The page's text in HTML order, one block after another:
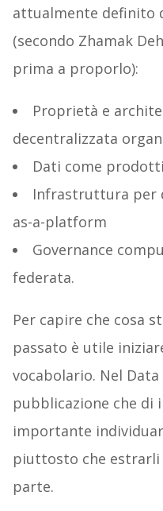
attualmente definito
(secondo Zhamak
prima a proporlo):
Proprietà e
decentralizzata
Dati come prodotti
Infrastruttura per
as-a-platform
Governance
federata.
Per capire che cosa
passato è utile
vocabolario. Nel
pubblicazione che di
importante
piuttosto che estrarli
parte.